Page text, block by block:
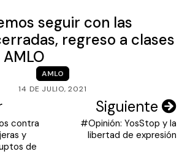
seguir con las
regreso a clases
AMLO
14 DE JULIO, 2021
contra
y
de
Siguiente
#Opinión: YosStop y la
libertad de expresión